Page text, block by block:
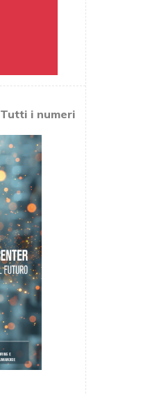
Tutti i numeri